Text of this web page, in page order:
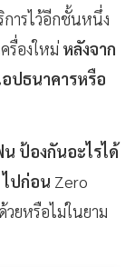
ารไว้อีกชั้นหนึ่ง
รื่องใหม่ หลังจาก
ปธนาคารหรือ
ป้องกันอะไรได้
ไปก่อน Zero
ยหรือไม่ในยาม